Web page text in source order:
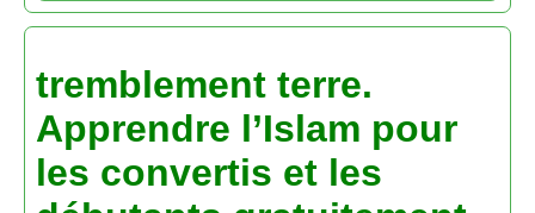
tremblement terre.
Apprendre l’Islam pour
les convertis et les